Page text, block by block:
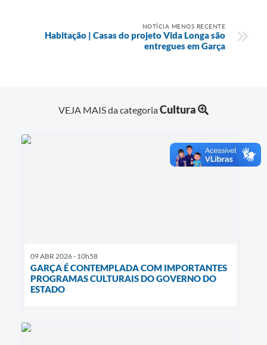
NOTÍCIA MENOS RECENTE
Habitação | Casas do projeto Vida Longa são
entregues em Garça
VEJA MAIS da categoriaCultura
09 ABR 2026 - 10h58
GARÇA É CONTEMPLADA COM IMPORTANTES
PROGRAMAS CULTURAIS DO GOVERNO DO
ESTADO